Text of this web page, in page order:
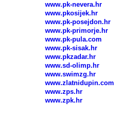
www.pk-nevera.hr
www.pkosijek.hr
www.pk-posejdon.hr
www.pk-primorje.hr
www.pk-pula.com
www.pk-sisak.hr
www.pkzadar.hr
www.sd-olimp.hr
www.swimzg.hr
www.zlatnidupin.com
www.zps.hr
www.zpk.hr